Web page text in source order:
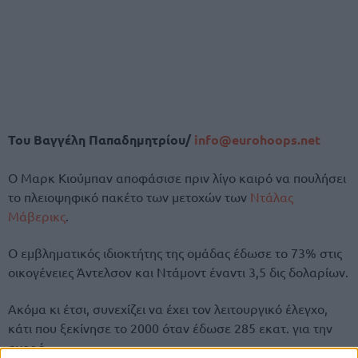
Του Βαγγέλη Παπαδημητρίου/ info@eurohoops.net
Ο Μαρκ Κιούμπαν αποφάσισε πριν λίγο καιρό να πουλήσει
το πλειοψηφικό πακέτο των μετοχών των Ντάλας
Μάβερικς
Ο εμβληματικός ιδιοκτήτης της ομάδας έδωσε το 73% στις
οικογένειες Άντελσον και Ντάμοντ έναντι 3,5 δις δολαρίων.
Ακόμα κι έτσι, συνεχίζει να έχει τον λειτουργικό έλεγχο,
κάτι που ξεκίνησε το 2000 όταν έδωσε 285 εκατ. για την
αγορά.